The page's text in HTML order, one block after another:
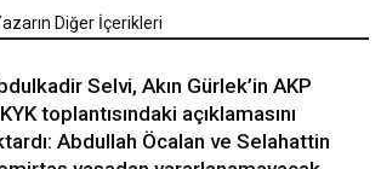
Diğer İçerikleri
Selvi, Akın Gürlek’in AKP
toplantısındaki açıklamasını
Abdullah Öcalan ve Selahattin